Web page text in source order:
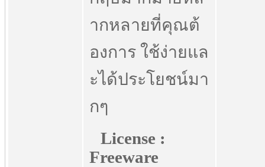
ากหลายที่คุณต้
องการ ใช้ง่ายแล
ะได้ประโยชน์มา
กๆ
License :
Freeware